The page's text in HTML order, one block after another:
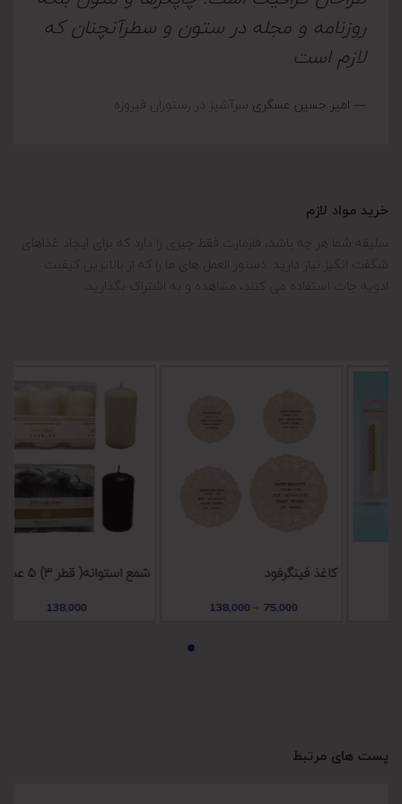
روزنامه و مجله در ستون و سطرآنچنان که
لازم است
― امیر حسین عسگری سرآشپز در رستوران فیروزه
خرید مواد لازم
سلیقه شما هر چه باشد، فارمارت فقط چیزی را دارد که برای ایجاد غذاهای
شگفت انگیز نیاز دارید. دستور العمل های ما را که از بالاترین کیفیت
ادویه جات استفاده می کنند، مشاهده و به اشتراک بگذارید.
کاغذ فینگرفود
–
138,000
شمع استوانه( قطر 3) 5 عددی
پست های مرتبط